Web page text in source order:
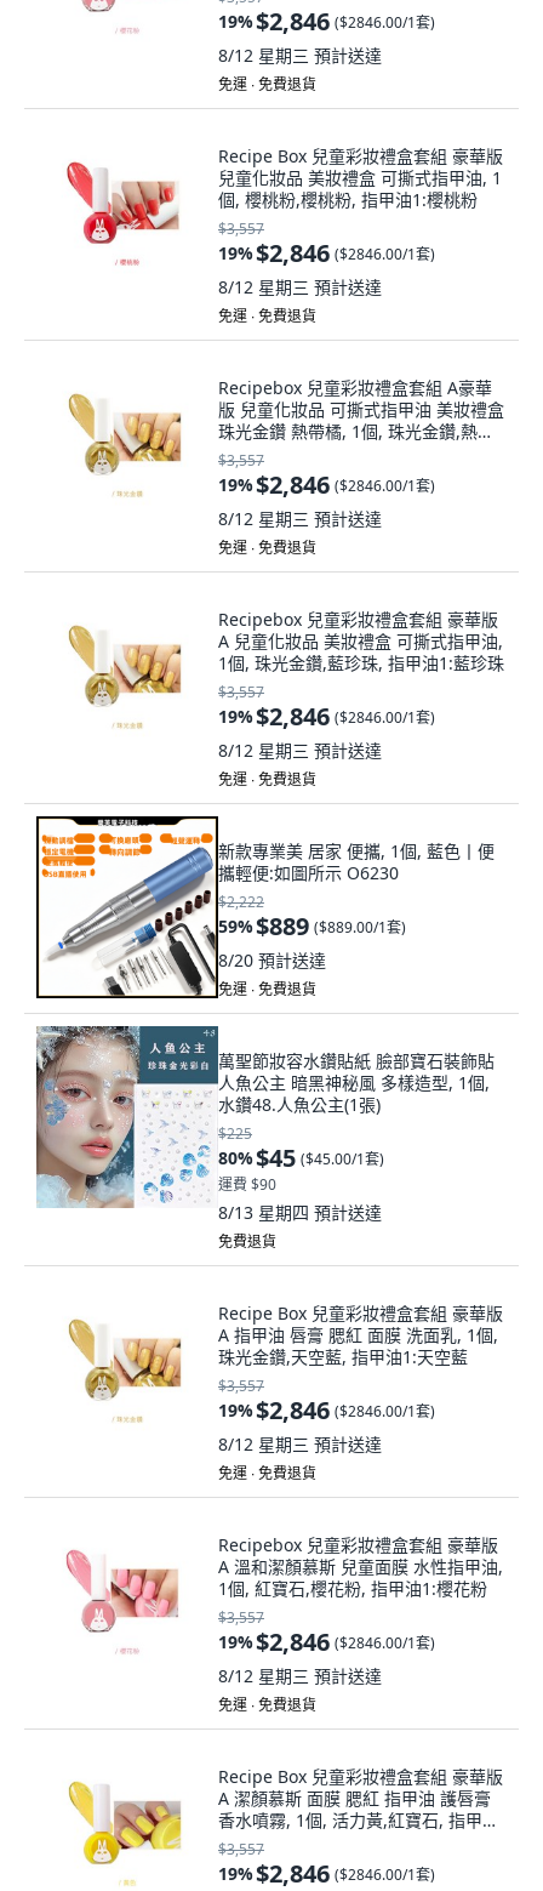
19%$2,846 ($2846.00/1套)
8/12 星期三 預計送達
免運 ∙ 免費退貨
Recipe Box 兒童彩妝禮盒套組 豪華版
兒童化妝品 美妝禮盒 可撕式指甲油, 1
個, 櫻桃粉,櫻桃粉, 指甲油1:櫻桃粉
$3,557
19%$2,846 ($2846.00/1套)
8/12 星期三 預計送達
免運 ∙ 免費退貨
Recipebox 兒童彩妝禮盒套組 A豪華
版 兒童化妝品 可撕式指甲油 美妝禮盒
珠光金鑽 熱帶橘, 1個, 珠光金鑽,熱帶
橘, 指甲油
$3,557
19%$2,846 ($2846.00/1套)
8/12 星期三 預計送達
免運 ∙ 免費退貨
Recipebox 兒童彩妝禮盒套組 豪華版
A 兒童化妝品 美妝禮盒 可撕式指甲油,
1個, 珠光金鑽,藍珍珠, 指甲油1:藍珍珠
$3,557
19%$2,846 ($2846.00/1套)
8/12 星期三 預計送達
免運 ∙ 免費退貨
新款專業美 居家 便攜, 1個, 藍色丨便
攜輕便:如圖所示 O6230
$2,222
59%$889 ($889.00/1套)
8/20 預計送達
免運 ∙ 免費退貨
萬聖節妝容水鑽貼紙 臉部寶石裝飾貼
人魚公主 暗黑神秘風 多樣造型, 1個,
水鑽48.人魚公主(1張)
$225
80%$45 ($45.00/1套)
運費 $90
8/13 星期四 預計送達
免費退貨
Recipe Box 兒童彩妝禮盒套組 豪華版
A 指甲油 唇膏 腮紅 面膜 洗面乳, 1個,
珠光金鑽,天空藍, 指甲油1:天空藍
$3,557
19%$2,846 ($2846.00/1套)
8/12 星期三 預計送達
免運 ∙ 免費退貨
Recipebox 兒童彩妝禮盒套組 豪華版
A 溫和潔顏慕斯 兒童面膜 水性指甲油,
1個, 紅寶石,櫻花粉, 指甲油1:櫻花粉
$3,557
19%$2,846 ($2846.00/1套)
8/12 星期三 預計送達
免運 ∙ 免費退貨
Recipe Box 兒童彩妝禮盒套組 豪華版
A 潔顏慕斯 面膜 腮紅 指甲油 護唇膏
香水噴霧, 1個, 活力黃,紅寶石, 指甲油
1
$3,557
19%$2,846 ($2846.00/1套)